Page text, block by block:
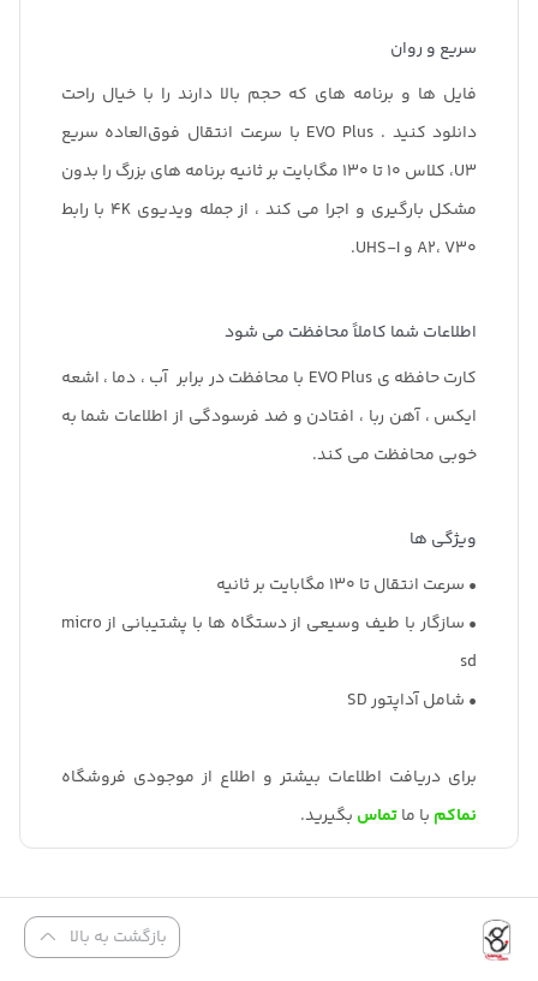
سریع و روان
فایل ها و برنامه های که حجم بالا دارند را با خیال راحت
دانلود کنید . EVO Plus با سرعت انتقال فوق‌العاده سریع
U3، کلاس 10 تا 130 مگابایت بر ثانیه برنامه های بزرگ را بدون
مشکل بارگیری و اجرا می کند ، از جمله ویدیوی 4K با رابط
A2، V30 و UHS-I.
اطلاعات شما کاملاً محافظت می شود
کارت حافظه ی EVO Plus با محافظت در برابر آب ، دما ، اشعه
ایکس ، آهن ربا ، افتادن و ضد فرسودگی از اطلاعات شما به
خوبی محافظت می کند.
ویژگی ها
• سرعت انتقال تا 130 مگابایت بر ثانیه
• سازگار با طیف وسیعی از دستگاه ها با پشتیبانی از micro
sd
• شامل آداپتور SD
برای دریافت اطلاعات بیشتر و اطلاع از موجودی فروشگاه
نماکم با ماتماس بگیرید.
بازگشت به بالا